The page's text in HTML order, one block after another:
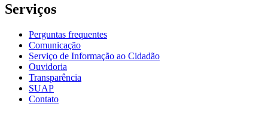
Serviços
Perguntas frequentes
Comunicação
Serviço de Informação ao Cidadão
Ouvidoria
Transparência
SUAP
Contato